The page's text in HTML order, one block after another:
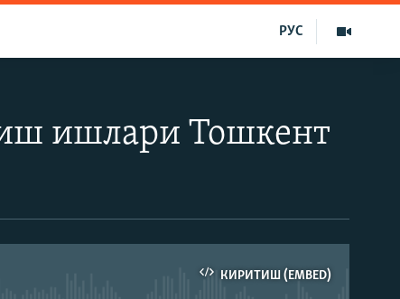
РУС
ишлари Тошкент
КИРИТИШ (EMBED)